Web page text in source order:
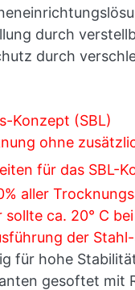
durch
durch
Konzept (SBL)
ohne
für das SBL-
aller
sollte ca. 20° C
der
für hohe
gesoftet mit